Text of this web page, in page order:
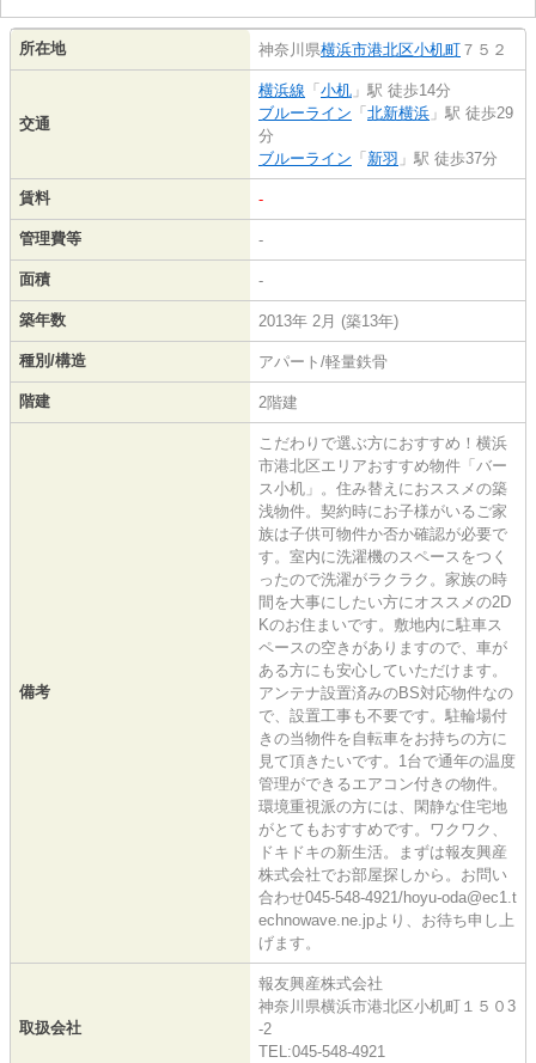
所在地 神奈川県横浜市港北区小机町 ７５２
交通
横浜線 「 小机 」駅 徒歩14分
ブルーライン 「 北新横浜 」駅 徒歩29
分
ブルーライン 「 新羽 」駅 徒歩37分
賃料 -
管理費等 -
面積 -
築年数 2013年 2月 (築13年)
種別/構造 アパート/軽量鉄骨
階建 2階建
備考
こだわりで選ぶ方におすすめ！横浜
市港北区エリアおすすめ物件「バー
ス小机」。住み替えにおススメの築
浅物件。契約時にお子様がいるご家
族は子供可物件か否か確認が必要で
す。室内に洗濯機のスペースをつく
ったので洗濯がラクラク。家族の時
間を大事にしたい方にオススメの2D
Kのお住まいです。敷地内に駐車ス
ペースの空きがありますので、車が
ある方にも安心していただけます。
アンテナ設置済みのBS対応物件なの
で、設置工事も不要です。駐輪場付
きの当物件を自転車をお持ちの方に
見て頂きたいです。1台で通年の温度
管理ができるエアコン付きの物件。
環境重視派の方には、閑静な住宅地
がとてもおすすめです。ワクワク、
ドキドキの新生活。まずは報友興産
株式会社でお部屋探しから。お問い
合わせ045-548-4921/hoyu-oda@ec1.t
echnowave.ne.jpより、お待ち申し上
げます。
取扱会社
報友興産株式会社
神奈川県横浜市港北区小机町１５０3
-2
TEL:045-548-4921